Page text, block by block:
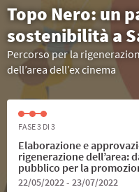
Topo Nero: un
sostenibilità a
Percorso per la
dell’area dell’ex cinema
FASE 3 DI 3
Elaborazione e
rigenerazione dell’area:
pubblico per la
22/05/2022 - 23/07/2022